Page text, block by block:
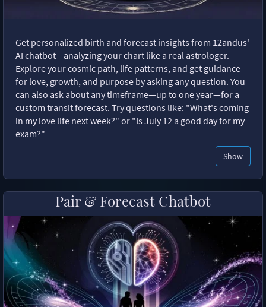
Get personalized birth and forecast insights from 12andus'
AI chatbot—analyzing your chart like a real astrologer.
Explore your cosmic path, life patterns, and get guidance
for love, growth, and purpose by asking any question. You
can also ask about any timeframe—up to one year—for a
custom transit forecast. Try questions like: "What's coming
in my love life next week?" or "Is July 12 a good day for my
exam?"
Show
Pair & Forecast Chatbot